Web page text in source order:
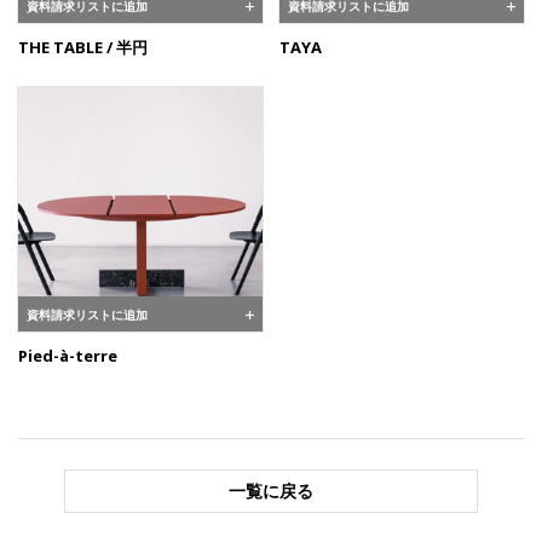
資料請求リストに追加
THE TABLE / 半円
資料請求リストに追加
TAYA
資料請求リストに追加
Pied-à-terre
一覧に戻る